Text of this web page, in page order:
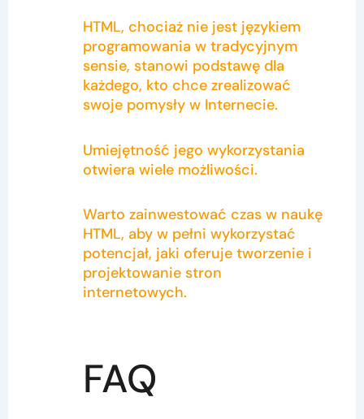
HTML, chociaż nie jest językiem
programowania w tradycyjnym
sensie, stanowi podstawę dla
każdego, kto chce zrealizować
swoje pomysły w Internecie.
Umiejętność jego wykorzystania
otwiera wiele możliwości.
Warto zainwestować czas w naukę
HTML, aby w pełni wykorzystać
potencjał, jaki oferuje tworzenie i
projektowanie stron
internetowych.
FAQ